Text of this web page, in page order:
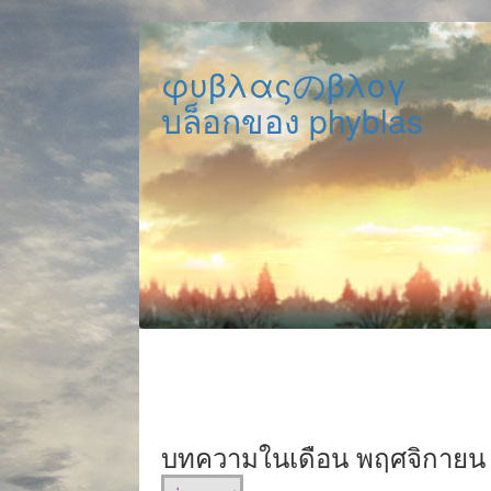
φυβλαςのβλογ
บล็อกของ phyblas
บทความในเดือน พฤศจิกายน